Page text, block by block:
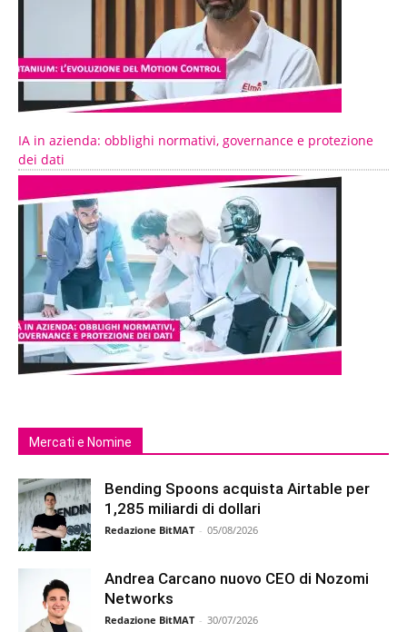
IA in azienda: obblighi normativi, governance e protezione
dei dati
Mercati e Nomine
Bending Spoons acquista Airtable per
1,285 miliardi di dollari
Redazione BitMAT - 05/08/2026
Andrea Carcano nuovo CEO di Nozomi
Networks
Redazione BitMAT - 30/07/2026